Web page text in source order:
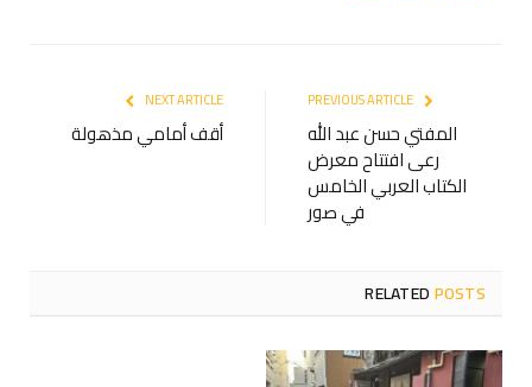
المفتي حسن عبد الله
رعى افتتاح معرض
الكتاب العربي الخامس
في صور
NEXT ARTICLE
أقف أمامي مذهولة
RELATEDPOSTS